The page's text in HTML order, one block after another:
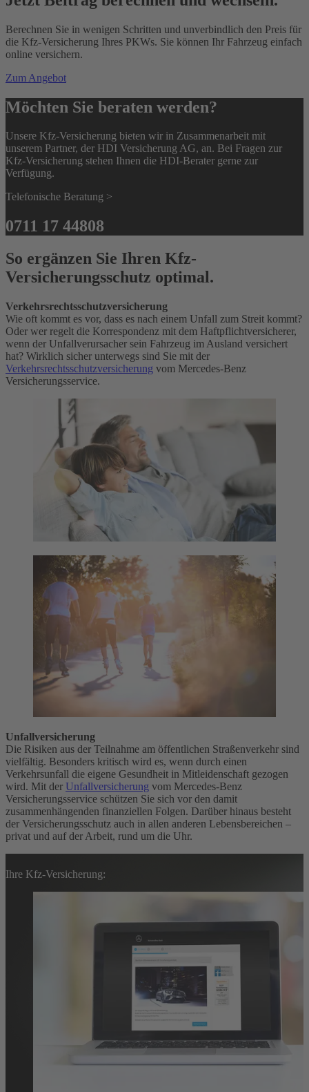
Berechnen Sie in wenigen Schritten und unverbindlich den Preis für
die Kfz-Versicherung Ihres PKWs. Sie können Ihr Fahrzeug einfach
online versichern.
Zum Angebot
Möchten Sie beraten werden?
Unsere Kfz-Versicherung bieten wir in Zusammenarbeit mit
unserem Partner, der HDI Versicherung AG, an. Bei Fragen zur
Kfz-Versicherung stehen Ihnen die HDI-Berater gerne zur
Verfügung.
Telefonische Beratung >
0711 17 44808
So ergänzen Sie Ihren Kfz-
Versicherungsschutz optimal.
Verkehrsrechtsschutzversicherung
Wie oft kommt es vor, dass es nach einem Unfall zum Streit kommt?
Oder wer regelt die Korrespondenz mit dem Haftpflichtversicherer,
wenn der Unfallverursacher sein Fahrzeug im Ausland versichert
hat? Wirklich sicher unterwegs sind Sie mit der
Verkehrsrechtsschutzversicherung vom Mercedes-Benz
Versicherungsservice.
Unfallversicherung
Die Risiken aus der Teilnahme am öffentlichen Straßenverkehr sind
vielfältig. Besonders kritisch wird es, wenn durch einen
Verkehrsunfall die eigene Gesundheit in Mitleidenschaft gezogen
wird. Mit der Unfallversicherung vom Mercedes-Benz
Versicherungsservice schützen Sie sich vor den damit
zusammenhängenden finanziellen Folgen. Darüber hinaus besteht
der Versicherungsschutz auch in allen anderen Lebensbereichen –
privat und auf der Arbeit, rund um die Uhr.
Ihre Kfz-Versicherung: